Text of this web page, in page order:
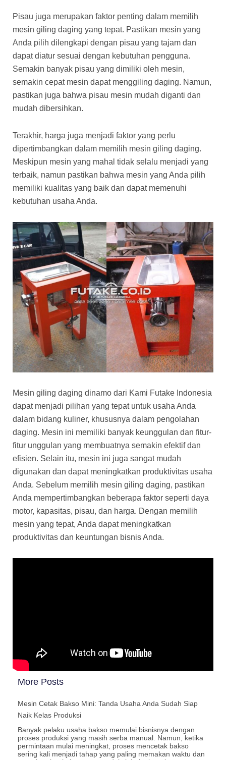
Pisau juga merupakan faktor penting dalam memilih
mesin giling daging yang tepat. Pastikan mesin yang
Anda pilih dilengkapi dengan pisau yang tajam dan
dapat diatur sesuai dengan kebutuhan pengguna.
Semakin banyak pisau yang dimiliki oleh mesin,
semakin cepat mesin dapat menggiling daging. Namun,
pastikan juga bahwa pisau mesin mudah diganti dan
mudah dibersihkan.
Terakhir, harga juga menjadi faktor yang perlu
dipertimbangkan dalam memilih mesin giling daging.
Meskipun mesin yang mahal tidak selalu menjadi yang
terbaik, namun pastikan bahwa mesin yang Anda pilih
memiliki kualitas yang baik dan dapat memenuhi
kebutuhan usaha Anda.
Mesin giling daging dinamo dari Kami Futake Indonesia
dapat menjadi pilihan yang tepat untuk usaha Anda
dalam bidang kuliner, khususnya dalam pengolahan
daging. Mesin ini memiliki banyak keunggulan dan fitur-
fitur unggulan yang membuatnya semakin efektif dan
efisien. Selain itu, mesin ini juga sangat mudah
digunakan dan dapat meningkatkan produktivitas usaha
Anda. Sebelum memilih mesin giling daging, pastikan
Anda mempertimbangkan beberapa faktor seperti daya
motor, kapasitas, pisau, dan harga. Dengan memilih
mesin yang tepat, Anda dapat meningkatkan
produktivitas dan keuntungan bisnis Anda.
More Posts
Mesin Cetak Bakso Mini: Tanda Usaha Anda Sudah Siap
Naik Kelas Produksi
Banyak pelaku usaha bakso memulai bisnisnya dengan
proses produksi yang masih serba manual. Namun, ketika
permintaan mulai meningkat, proses mencetak bakso
sering kali menjadi tahap yang paling memakan waktu dan